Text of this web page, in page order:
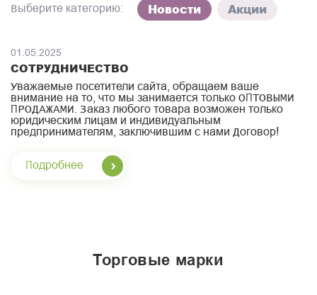
Выберите категорию: Новости Акции
01.05.2025
СОТРУДНИЧЕСТВО
Уважаемые посетители сайта, обращаем ваше
внимание на то, что мы занимается только ОПТОВЫМИ
ПРОДАЖАМИ. Заказ любого товара возможен только
юридическим лицам и индивидуальным
предпринимателям, заключившим с нами Договор!
Подробнее
торговые марки